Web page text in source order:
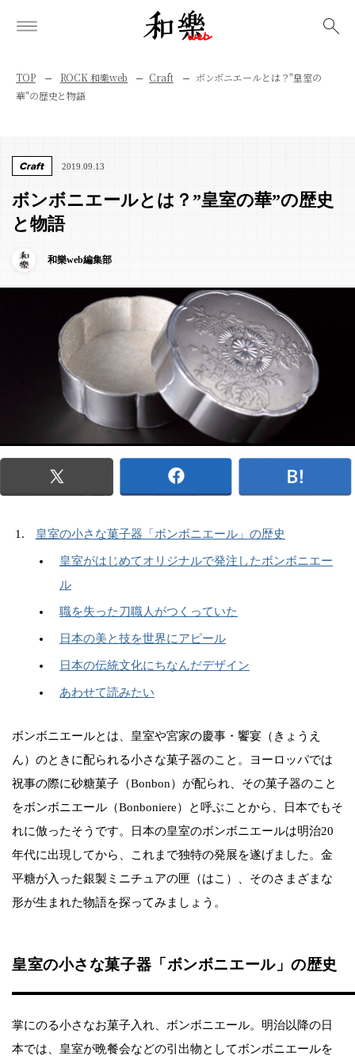
TOP ROCK 和樂web Craft
ボンボニエールとは？"皇室の
華"の歴史と物語
Craft 2019.09.13
ボンボニエールとは？”皇室の華”の歴史
と物語
和樂web編集部
皇室の小さな菓子器「ボンボニエール」の歴史
皇室がはじめてオリジナルで発注したボンボニエー
ル
職を失った刀職人がつくっていた
日本の美と技を世界にアピール
日本の伝統文化にちなんだデザイン
あわせて読みたい
ボンボニエールとは、皇室や宮家の慶事・饗宴（きょうえ
ん）のときに配られる小さな菓子器のこと。ヨーロッパでは
祝事の際に砂糖菓子（Bonbon）が配られ、その菓子器のこと
をボンボニエール（Bonboniere）と呼ぶことから、日本でもそ
れに倣ったそうです。日本の皇室のボンボニエールは明治20
年代に出現してから、これまで独特の発展を遂げました。金
平糖が入った銀製ミニチュアの匣（はこ）、そのさまざまな
形が生まれた物語を探ってみましょう。
皇室の小さな菓子器「ボンボニエール」の歴史
掌にのる小さなお菓子入れ、ボンボニエール。明治以降の日
本では、皇室が晩餐会などの引出物としてボンボニエールを